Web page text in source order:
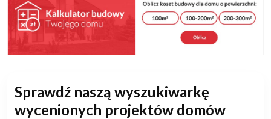
Sprawdź naszą wyszukiwarkę
wycenionych projektów domów